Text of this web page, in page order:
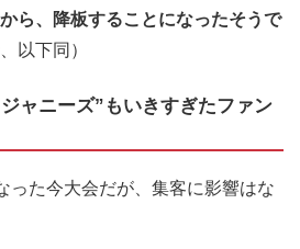
ら、降板することになったそうで
以下同）
ャニーズ”もいきすぎたファン
った今大会だが、集客に影響はな